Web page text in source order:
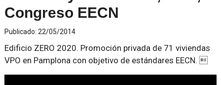
Congreso EECN
Publicado: 22/05/2014
Edificio ZERO 2020. Promoción privada de 71 viviendas
VPO en Pamplona con objetivo de estándares EECN. 